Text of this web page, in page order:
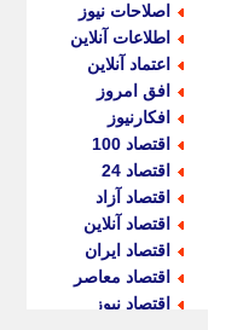
اصلاحات نیوز
اطلاعات آنلاین
اعتماد آنلاین
افق امروز
افکارنیوز
اقتصاد 100
اقتصاد 24
اقتصاد آزاد
اقتصاد آنلاین
اقتصاد ایران
اقتصاد معاصر
اقتصاد نیوز